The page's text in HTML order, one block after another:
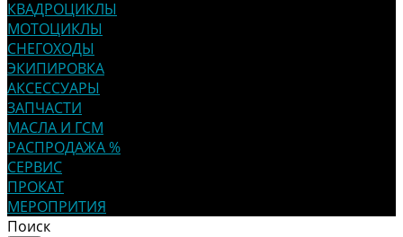
КВАДРОЦИКЛЫ
МОТОЦИКЛЫ
СНЕГОХОДЫ
ЭКИПИРОВКА
АКСЕССУАРЫ
ЗАПЧАСТИ
МАСЛА И ГСМ
РАСПРОДАЖА %
СЕРВИС
ПРОКАТ
МЕРОПРИТИЯ
Поиск